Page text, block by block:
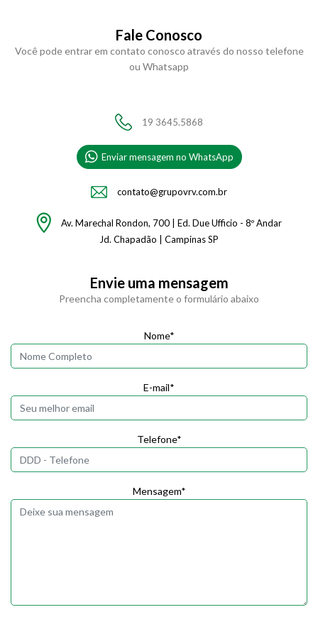
Fale Conosco
Você pode entrar em contato conosco através do nosso telefone
ou Whatsapp
19 3645.5868
Enviar mensagem no WhatsApp
contato@grupovrv.com.br
Av. Marechal Rondon, 700 | Ed. Due Ufficio - 8º Andar
Jd. Chapadão | Campinas SP
Envie uma mensagem
Preencha completamente o formulário abaixo
Nome*
E-mail*
Telefone*
Mensagem*